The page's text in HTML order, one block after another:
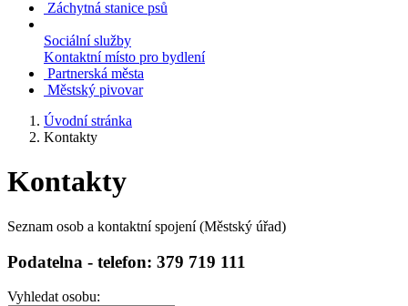
Záchytná stanice psů
Sociální služby
Kontaktní místo pro bydlení
Partnerská města
Městský pivovar
Úvodní stránka
Kontakty
Kontakty
Seznam osob a kontaktní spojení (Městský úřad)
Podatelna - telefon: 379 719 111
Vyhledat osobu: